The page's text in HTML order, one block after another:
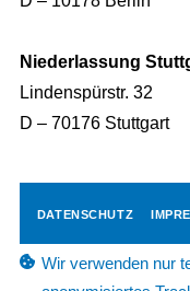
Niederlassung
Lindenspürstr. 32
D – 70176 Stuttgart
DATENSCHUTZ
Wir verwenden nur